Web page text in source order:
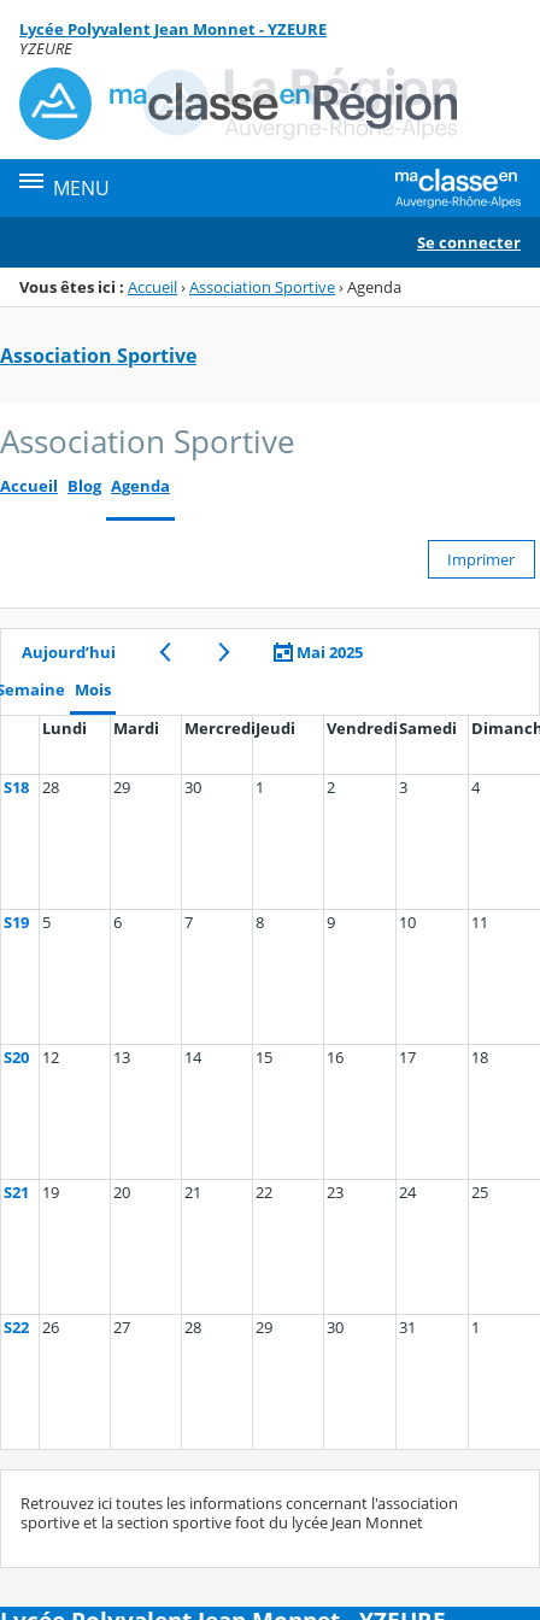
Menu de la rubrique
Contenu
Lycée Polyvalent Jean Monnet - YZEURE
YZEURE
MENU
Se connecter
Vous êtes ici : Accueil›Association Sportive›Agenda
Association Sportive
Association Sportive
Accueil Blog Agenda
Imprimer
Aujourd’hui
Mai 2025
Mois
Lundi
Mardi MercrediJeudi VendrediSamedi
S18 28 29 30 1 2 3 4
S19 5 6 7 8 9 10 11
S20 12 13 14 15 16 17 18
S21 19 20 21 22 23 24 25
S22 26 27 28 29 30 31 1
Retrouvez ici toutes les informations concernant l'association
sportive et la section sportive foot du lycée Jean Monnet